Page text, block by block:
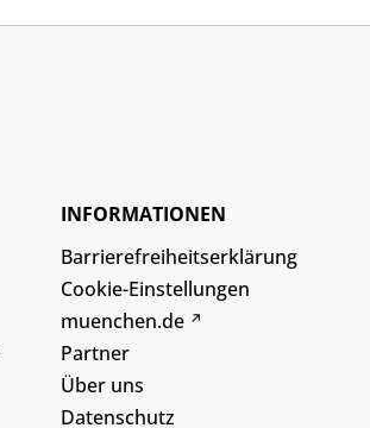
INFORMATIONEN
Barrierefreiheitserklärung
Cookie-Einstellungen
muenchen.de
Partner
Über uns
Datenschutz